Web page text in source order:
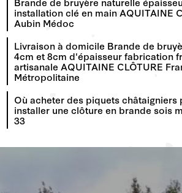
installation clé en main AQUITAINE
Aubin Médoc
Livraison à domicile Brande de
4cm et 8cm d'épaisseur fabrication
artisanale AQUITAINE CLÔTURE
Métropolitaine
Où acheter des piquets châtaigniers
installer une clôture en brande sois
33